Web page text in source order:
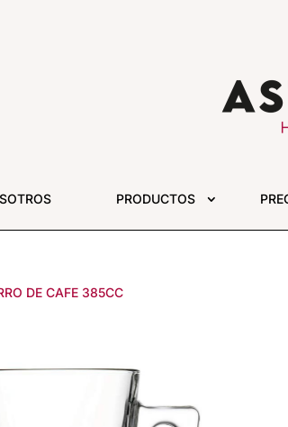
PRODUCTOS
DE CAFE 385CC